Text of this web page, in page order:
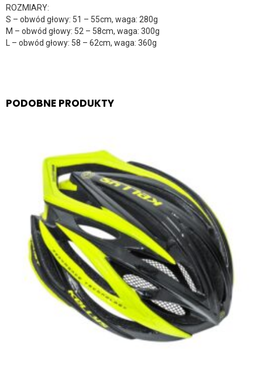
ROZMIARY:
S – obwód głowy: 51 – 55cm, waga: 280g
M – obwód głowy: 52 – 58cm, waga: 300g
L – obwód głowy: 58 – 62cm, waga: 360g
PODOBNE PRODUKTY